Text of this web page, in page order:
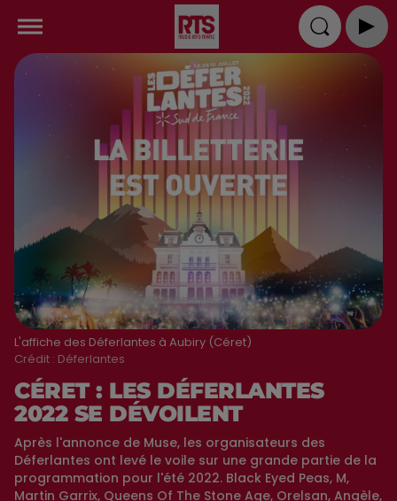
L'affiche des Déferlantes à Aubiry (Céret)
Crédit : Déferlantes
CÉRET : LES DÉFERLANTES
2022 SE DÉVOILENT
Après l'annonce de Muse, les organisateurs des
Déferlantes ont levé le voile sur une grande partie de la
programmation pour l'été 2022. Black Eyed Peas, M,
Martin Garrix, Queens Of The Stone Age, Orelsan, Angèle,